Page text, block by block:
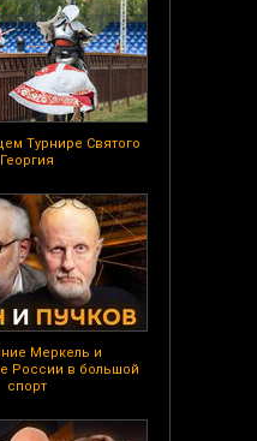
Турнире Святого
Георгия
Меркель и
России в большой
спорт